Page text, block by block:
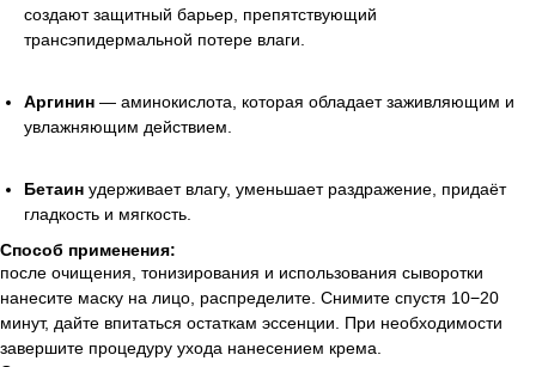
создают защитный барьер, препятствующий
трансэпидермальной потере влаги.
Аргинин — аминокислота, которая обладает заживляющим и
увлажняющим действием.
Бетаин удерживает влагу, уменьшает раздражение, придаёт
гладкость и мягкость.
Способ применения:
после очищения, тонизирования и использования сыворотки
нанесите маску на лицо, распределите. Снимите спустя 10−20
минут, дайте впитаться остаткам эссенции. При необходимости
завершите процедуру ухода нанесением крема.